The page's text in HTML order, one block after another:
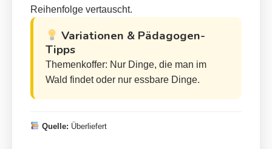
Reihenfolge vertauscht.
Variationen & Pädagogen-
Tipps
Themenkoffer: Nur Dinge, die man im
Wald findet oder nur essbare Dinge.
Quelle: Überliefert